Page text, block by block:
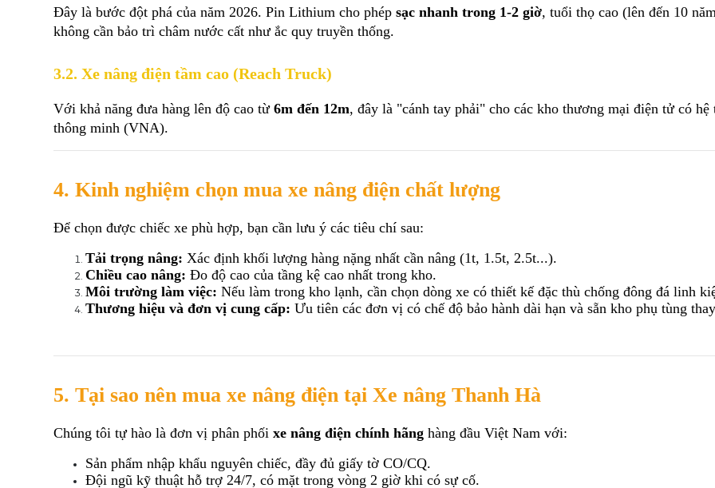
Đây là bước đột phá của năm 2026. Pin Lithium cho phép sạc nhanh trong 1-2 giờ, tuổi thọ cao (lên đến 10
không cần bảo trì châm nước cất như ắc quy truyền thống.
3.2. Xe nâng điện tầm cao (Reach Truck)
Với khả năng đưa hàng lên độ cao từ 6m đến 12m, đây là "cánh tay phải" cho các kho thương mại điện tử có hệ
thông minh (VNA).
4. Kinh nghiệm chọn mua xe nâng điện chất lượng
Để chọn được chiếc xe phù hợp, bạn cần lưu ý các tiêu chí sau:
Tải trọng nâng: Xác định khối lượng hàng nặng nhất cần nâng (1t, 1.5t, 2.5t...).
Chiều cao nâng: Đo độ cao của tầng kệ cao nhất trong kho.
Môi trường làm việc: Nếu làm trong kho lạnh, cần chọn dòng xe có thiết kế đặc thù chống đông đá linh
Thương hiệu và đơn vị cung cấp: Ưu tiên các đơn vị có chế độ bảo hành dài hạn và sẵn kho phụ tùng
5. Tại sao nên mua xe nâng điện tại Xe nâng Thanh Hà
Chúng tôi tự hào là đơn vị phân phối xe nâng điện chính hãng hàng đầu Việt Nam với:
Sản phẩm nhập khẩu nguyên chiếc, đầy đủ giấy tờ CO/CQ.
Đội ngũ kỹ thuật hỗ trợ 24/7, có mặt trong vòng 2 giờ khi có sự cố.